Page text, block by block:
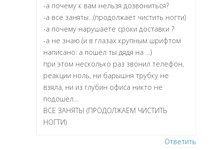
-а почему к вам нельзя дозвониться?
-а все заняты…(продолжает чистить ногти)
-а почему нарушаете сроки доставки ?
-а не знаю (и в глазах крупным шрифтом
написано: а пошёл ты дядя на …)
при этом несколько раз звонил телефон,
реакции ноль, ни барышня трубку не
взяла, ни из глубин офиса никто не
подошёл…
ВСЕ ЗАНЯТЫ (ПРОДОЛЖАЕМ ЧИСТИТЬ
НОГТИ)
Ответить